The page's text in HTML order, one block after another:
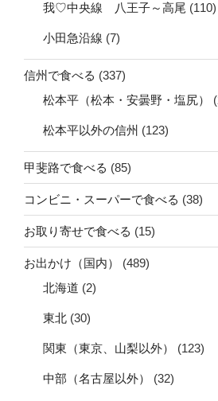
我♡中央線 八王子～高尾 (110)
小田急沿線 (7)
信州で食べる (337)
松本平（松本・安曇野・塩尻）
松本平以外の信州 (123)
甲斐路で食べる (85)
コンビニ・スーパーで食べる (38)
お取り寄せで食べる (15)
お出かけ（国内）
(489)
北海道 (2)
東北 (30)
関東（東京、山梨以外） (123)
中部（名古屋以外） (32)